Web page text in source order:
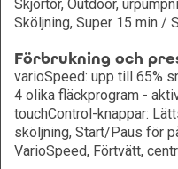
Skjortor, Outdoor,
Sköljning, Super 15 min /
Förbrukning och
varioSpeed: upp till 65%
4 olika fläckprogram -
touchControl-knappar:
sköljning, Start/Paus för
VarioSpeed, Förtvätt,